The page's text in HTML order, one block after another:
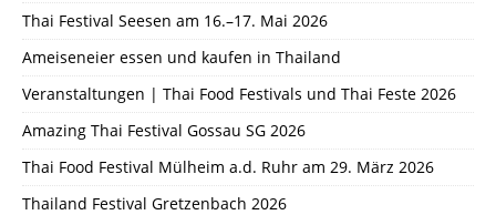
Thai Festival Seesen am 16.–17. Mai 2026
Ameiseneier essen und kaufen in Thailand
Veranstaltungen | Thai Food Festivals und Thai Feste 2026
Amazing Thai Festival Gossau SG 2026
Thai Food Festival Mülheim a.d. Ruhr am 29. März 2026
Thailand Festival Gretzenbach 2026